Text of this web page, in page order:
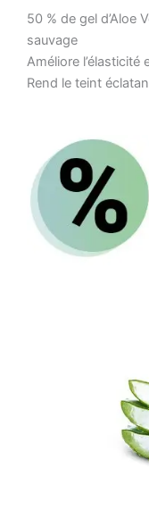
50 % de gel d’Aloe
sauvage
Améliore l’élasticité
Rend le teint